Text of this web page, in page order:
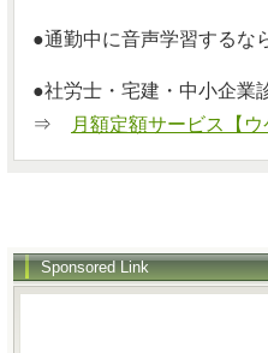
●通勤中に音声学習する
●社労士・宅建・中小企
⇒
月額定額サービス【ウ
Sponsored Link